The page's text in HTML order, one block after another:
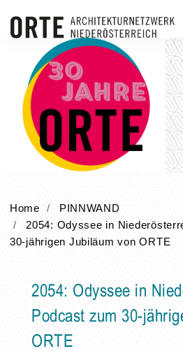
Home
PINNWAND
2054: Odyssee in
30-jährigen Jubiläum von ORTE
2054: Odyssee in
Podcast zum 30-
ORTE